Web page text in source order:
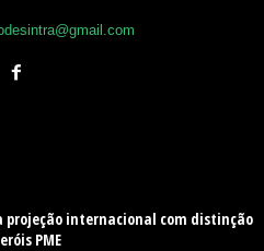
projeção internacional com distinção
PME